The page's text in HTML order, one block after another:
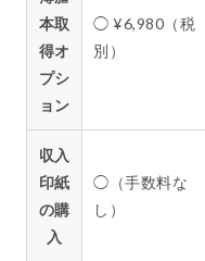
本取
得オ
プシ
ョン
◯ ¥6,980（税
別）
収入
印紙
の購
入
◯（手数料な
し）